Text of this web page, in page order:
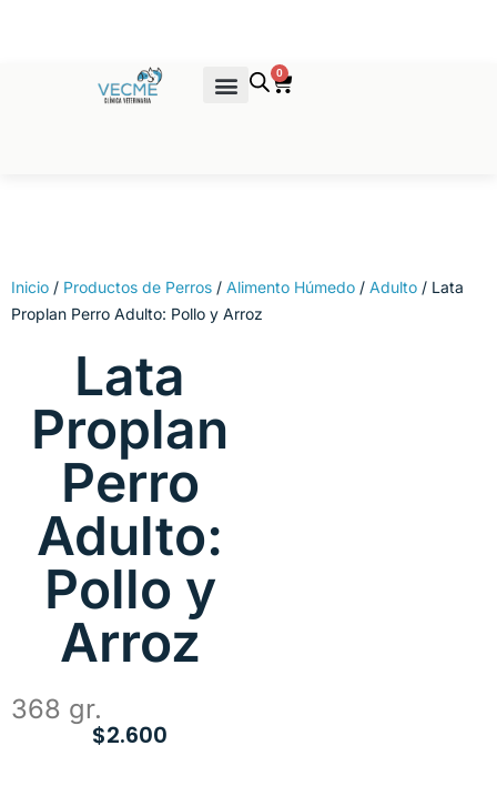
0
Cart
Inicio / Productos de Perros / Alimento Húmedo / Adulto / Lata
Proplan Perro Adulto: Pollo y Arroz
Lata
Proplan
Perro
Adulto:
Pollo y
Arroz
368 gr.
$2.600